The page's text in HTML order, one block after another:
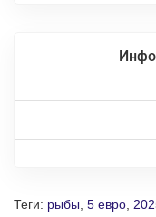
Теги: рыбы 5 евро